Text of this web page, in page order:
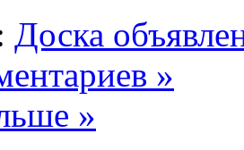
Доска
»
»